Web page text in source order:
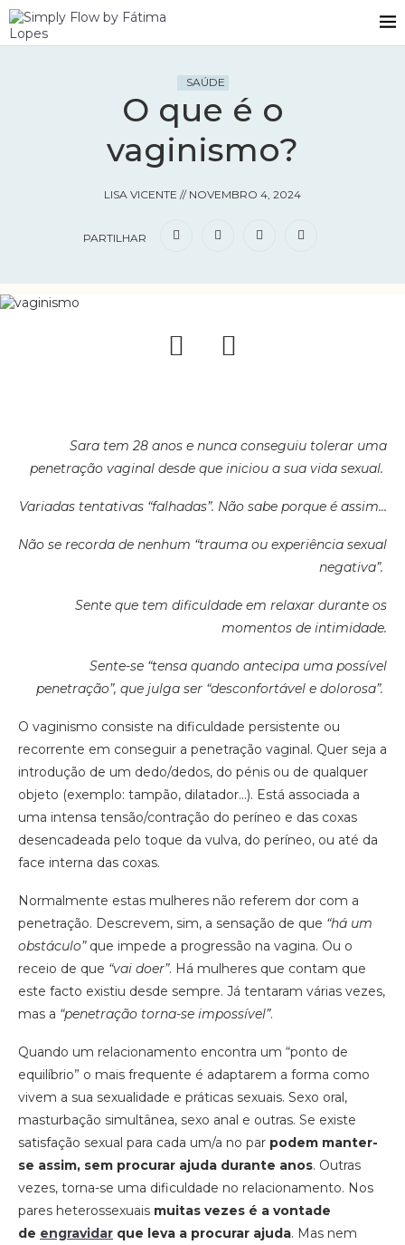
SAÚDE
O que é o
vaginismo?
LISA VICENTE // NOVEMBRO 4, 2024
PARTILHAR
Sara tem 28 anos e nunca conseguiu tolerar uma
penetração vaginal desde que iniciou a sua vida sexual.
Variadas tentativas “falhadas”. Não sabe porque é assim…
Não se recorda de nenhum “trauma ou experiência sexual
negativa”.
Sente que tem dificuldade em relaxar durante os
momentos de intimidade.
Sente-se “tensa quando antecipa uma possível
penetração”, que julga ser “desconfortável e dolorosa”.
O vaginismo consiste na dificuldade persistente ou
recorrente em conseguir a penetração vaginal. Quer seja a
introdução de um dedo/dedos, do pénis ou de qualquer
objeto (exemplo: tampão, dilatador…). Está associada a
uma intensa tensão/contração do períneo e das coxas
desencadeada pelo toque da vulva, do períneo, ou até da
face interna das coxas.
Normalmente estas mulheres não referem dor com a
penetração. Descrevem, sim, a sensação de que “há um
obstáculo”que impede a progressão na vagina. Ou o
receio de que “vai doer”. Há mulheres que contam que
este facto existiu desde sempre. Já tentaram várias vezes,
mas a “penetração torna-se impossível”.
Quando um relacionamento encontra um “ponto de
equilíbrio” o mais frequente é adaptarem a forma como
vivem a sua sexualidade e práticas sexuais. Sexo oral,
masturbação simultânea, sexo anal e outras. Se existe
satisfação sexual para cada um/a no par podem manter-
se assim, sem procurar ajuda durante anos. Outras
vezes, torna-se uma dificuldade no relacionamento. Nos
pares heterossexuais muitas vezes é a vontade
de engravidar que leva a procurar ajuda. Mas nem